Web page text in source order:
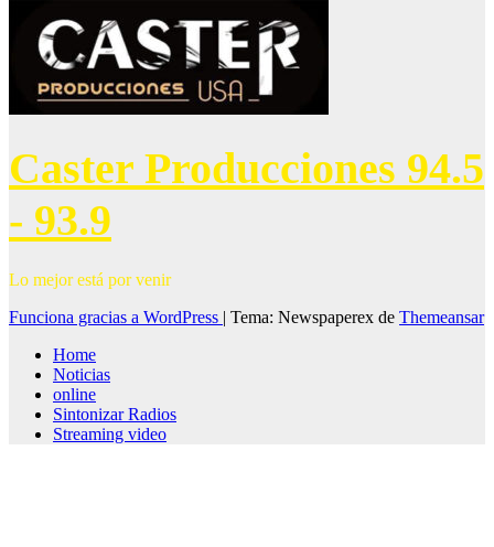
Caster Producciones 94.5
- 93.9
Lo mejor está por venir
Funciona gracias a WordPress | Tema: Newspaperex de Themeansar
Home
Noticias
online
Sintonizar Radios
Streaming video